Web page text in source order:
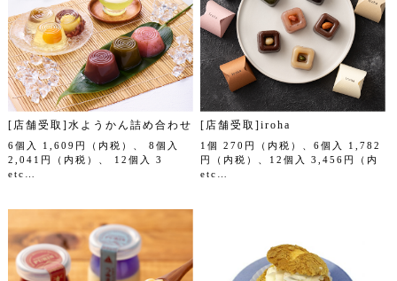
[店舗受取]水ようかん詰め合わせ
6個入 1,609円（内税）、 8個入
2,041円（内税）、 12個入 3
etc…
[店舗受取]iroha
1個 270円（内税）、6個入 1,782
円（内税）、12個入 3,456円（内
etc…